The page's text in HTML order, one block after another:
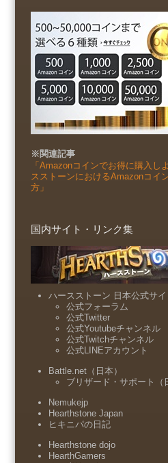
※関連記事
「Amazonコインでお得に購入し
スストーンにおけるAmazonコイ
方」
国内サイト・リンク集
ハースストーン 日本公式サイ
公式フォーラム
公式Twitter
公式Youtubeチャンネル
公式Twitchチャンネル
公式LINEアカウント
Battle.net（日本）
ブリザード・サポート（
Nemukejp
Hearthstone Japan
ヒキニパの日記
Hearthstone dojo
HearthGamers